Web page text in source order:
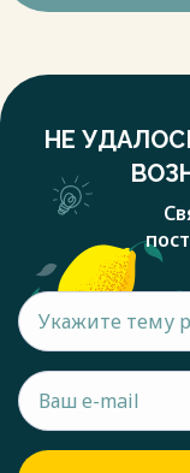
НЕ